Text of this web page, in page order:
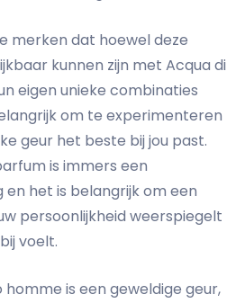
merken dat hoewel deze
kunnen zijn met Acqua di
eigen unieke combinaties
om te experimenteren
geur het beste bij jou past.
is immers een
het is belangrijk om een
persoonlijkheid weerspiegelt
voelt.
homme is een geweldige geur,